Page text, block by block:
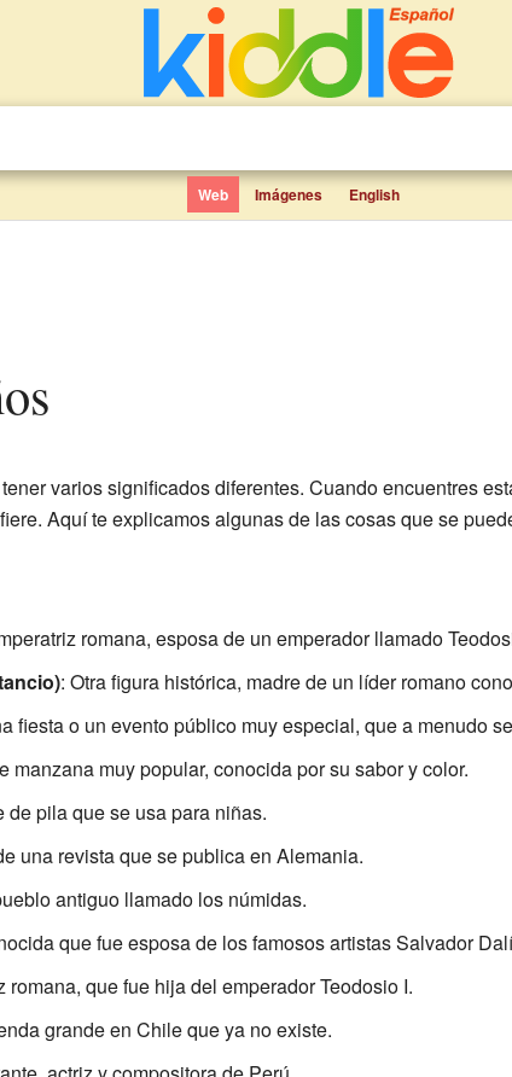
Web Imágenes English
varios significados diferentes. Cuando encuentres
Aquí te explicamos algunas de las cosas que se
romana, esposa de un emperador llamado
: Otra figura histórica, madre de un líder romano
fiesta o un evento público muy especial, que a menudo
manzana muy popular, conocida por su sabor y color.
de pila que se usa para niñas.
una revista que se publica en Alemania.
antiguo llamado los númidas.
que fue esposa de los famosos artistas Salvador
romana, que fue hija del emperador Teodosio I.
grande en Chile que ya no existe.